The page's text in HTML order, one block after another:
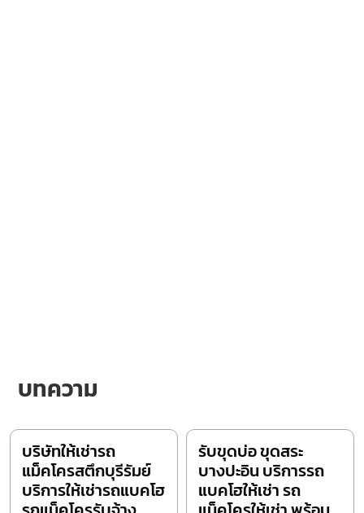
บทความ
บริษัทให้เช่ารถ
แม็คโครสตึกบุรีรัมย์
บริการให้เช่ารถแบคโฮ
รับขุดบ่อ ขุดสระ
บางปะอิน บริการรถ
แบคโฮให้เช่า รถ